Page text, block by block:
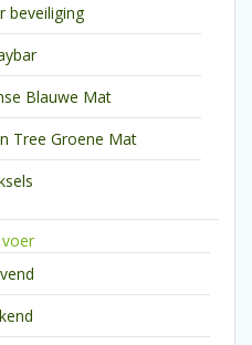
beveiliging
Blauwe Mat
Tree Groene Mat